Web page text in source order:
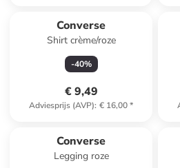
Converse
Shirt crème/roze
-40%
€ 9,49
Adviesprijs (AVP): € 16,00*
Converse
Legging roze